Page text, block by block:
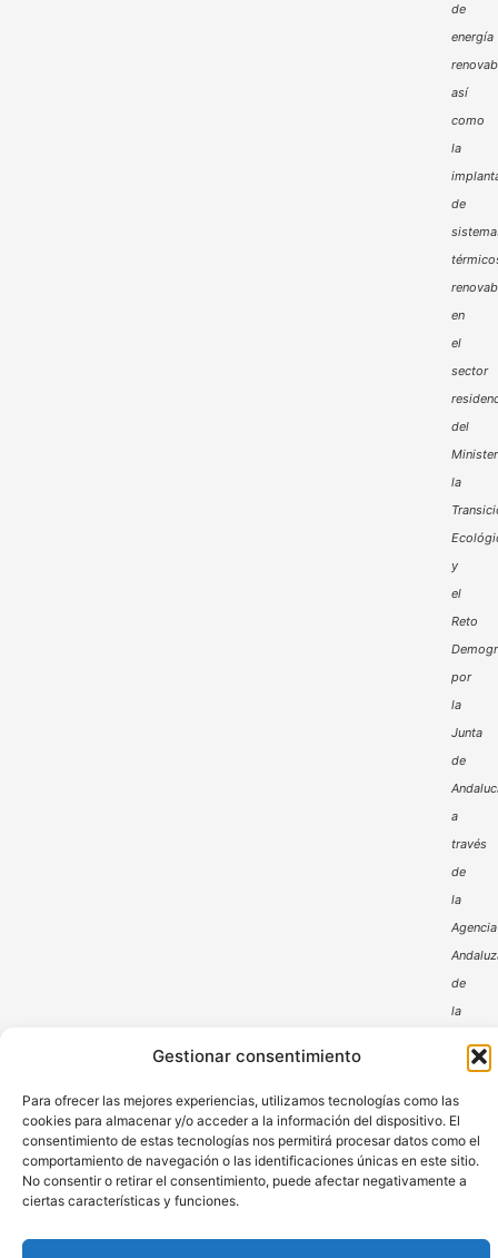
Gestionar consentimiento
Para ofrecer las mejores experiencias, utilizamos tecnologías como las
cookies para almacenar y/o acceder a la información del dispositivo. El
consentimiento de estas tecnologías nos permitirá procesar datos como el
comportamiento de navegación o las identificaciones únicas en este sitio.
No consentir o retirar el consentimiento, puede afectar negativamente a
ciertas características y funciones.
de
energía
así
como
la
de
en
el
sector
del
la
y
el
Reto
por
la
Junta
de
a
través
de
la
Agencia
de
la
Aviso Legal Política de Privacidad